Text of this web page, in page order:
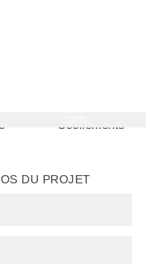
Scellements
DU PROJET